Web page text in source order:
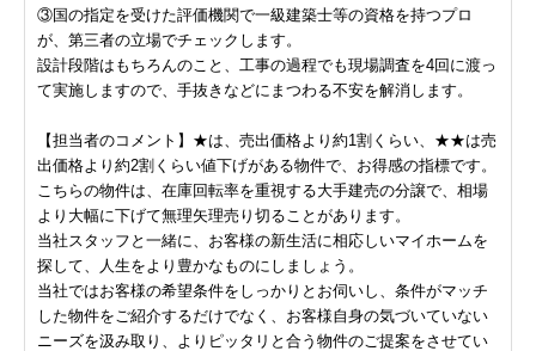
③国の指定を受けた評価機関で一級建築士等の資格を持つプロ
が、第三者の立場でチェックします。
設計段階はもちろんのこと、工事の過程でも現場調査を4回に渡っ
て実施しますので、手抜きなどにまつわる不安を解消します。
【担当者のコメント】★は、売出価格より約1割くらい、★★は売
出価格より約2割くらい値下げがある物件で、お得感の指標です。
こちらの物件は、在庫回転率を重視する大手建売の分譲で、相場
より大幅に下げて無理矢理売り切ることがあります。
当社スタッフと一緒に、お客様の新生活に相応しいマイホームを
探して、人生をより豊かなものにしましょう。
当社ではお客様の希望条件をしっかりとお伺いし、条件がマッチ
した物件をご紹介するだけでなく、お客様自身の気づいていない
ニーズを汲み取り、よりピッタリと合う物件のご提案をさせてい